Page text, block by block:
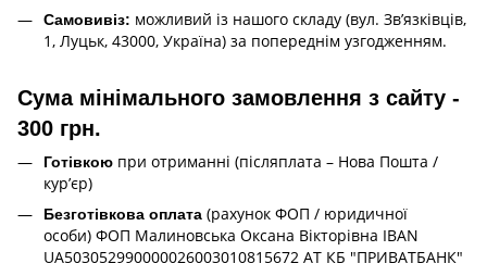
Самовивіз: можливий із нашого складу (вул. Зв’язківців,
1, Луцьк, 43000, Україна) за попереднім узгодженням.
Сума мінімального замовлення з сайту -
300 грн.
Готівкою при отриманні (післяплата – Нова Пошта /
кур’єр)
Безготівкова оплата (рахунок ФОП / юридичної
особи) ФОП Малиновська Оксана Вікторівна IBAN
UA503052990000026003010815672 АТ КБ "ПРИВАТБАНК"